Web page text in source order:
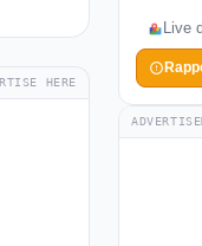
HERE
Live